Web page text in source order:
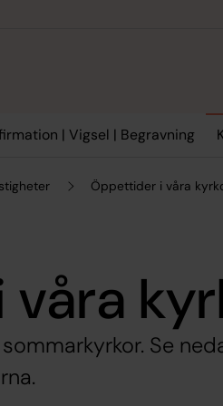
| Vigsel | Begravning
Öppettider i våra
Se